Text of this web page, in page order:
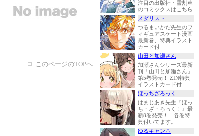
このページのTOPへ
注目の出版社・雪割草
のコミックスはこちら
メダリスト
つるまいかだ先生のフ
ィギュアスケート漫画
最新巻、特典イラスト
カード付
山田と加瀬さん
加瀬さんシリーズ最新
刊「山田と加瀬さん」
第5巻発売！ ZIN特典
イラストカード付
ぼっちざろっく
はまじあき先生『ぼっ
ち・ざ・ろっく！』最
新8巻発売！ 各巻特
典付いてます。
ゆるキャン△